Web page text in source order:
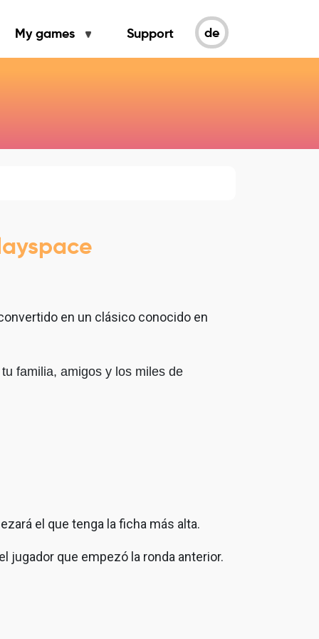
My games Support de
en un clásico conocido en
familia, amigos y los miles de
el que tenga la ficha más alta.
jugador que empezó la ronda anterior.